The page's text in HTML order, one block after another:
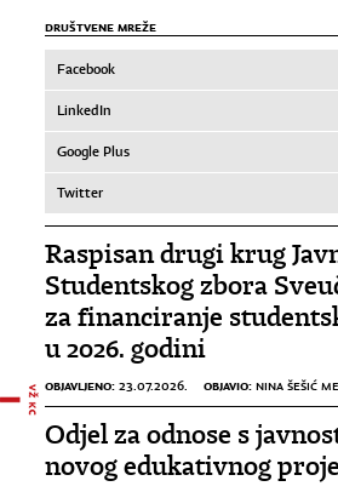
DRUŠTVENE MREŽE
Facebook
LinkedIn
Google Plus
Twitter
Raspisan drugi krug
Studentskog zbora
za financiranje
u 2026. godini
OBJAVLJENO: 23.07.2026. OBJAVIO: NINA ŠEŠIĆ
Odjel za odnose s
novog edukativnog